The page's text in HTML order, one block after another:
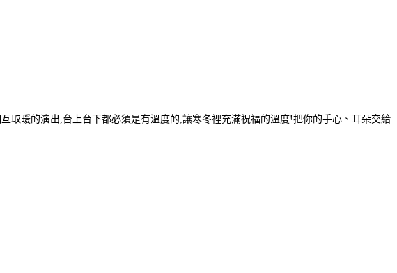
取暖的演出,台上台下都必須是有溫度的,讓寒冬裡充滿祝福的溫度!把你的手心、耳朵交給